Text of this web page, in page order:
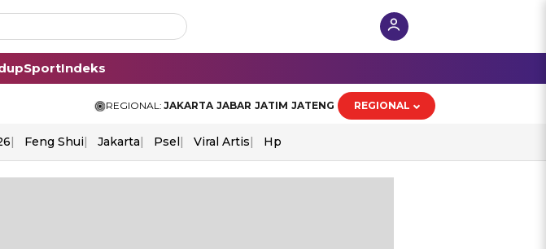
SportIndeks
REGIONAL: JAKARTA JABAR JATIM JATENG REGIONAL
Feng Shui Jakarta Psel Viral Artis Hp